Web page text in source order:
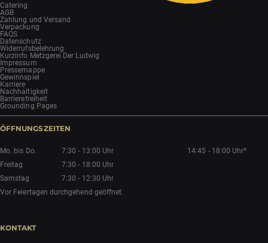
Catering
AGB
Zahlung und Versand
Verpackung
FAQS
Datenschutz
Widerrufsbelehrung
Kurzinfo Metzgerei Der Ludwig
Impressum
Pressemappe
Gewinnspiel
Karriere
Nachhaltigkeit
Barrierefreiheit
Grounding Pages
ÖFFNUNGSZEITEN
Mo. bis Do. 7:30 - 13:00 Uhr
14:45 - 18:00 Uhr*
Freitag
7:30 - 18:00 Uhr
Samstag
7:30 - 12:30 Uhr
Vor Feiertagen durchgehend geöffnet.
KONTAKT